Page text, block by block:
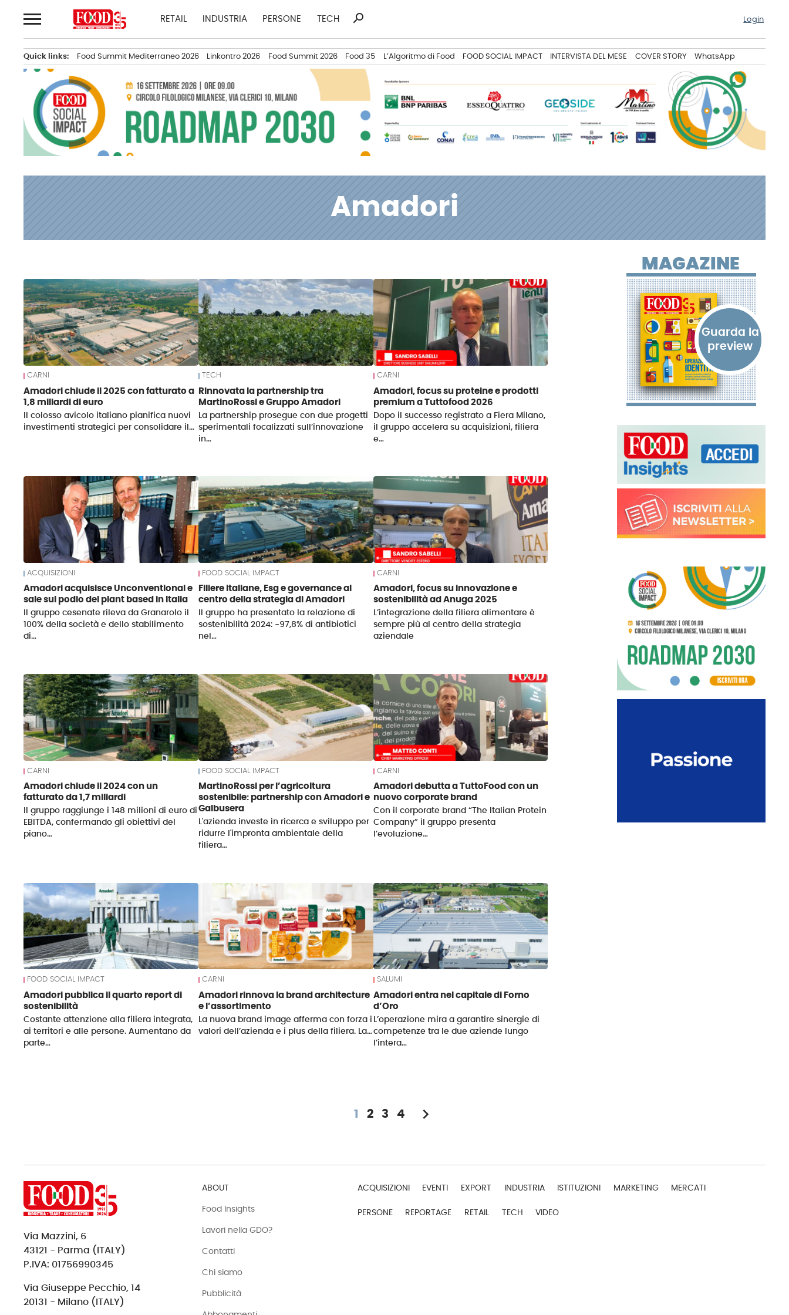
al
RETAIL INDUSTRIA PERSONE TECH
Ricerca
search Login
Quick links: Food Summit Mediterraneo 2026 Linkontro 2026 Food Summit 2026 Food 35 L’Algoritmo di Food FOOD SOCIAL IMPACT INTERVISTA DEL MESE COVER STORY WhatsApp
Amadori
News
CARNI
Amadori chiude il 2025 con fatturato a
1,8 miliardi di euro
Il colosso avicolo italiano pianifica nuovi
investimenti strategici per consolidare il…
TECH
Rinnovata la partnership tra
MartinoRossi e Gruppo Amadori
La partnership prosegue con due progetti
sperimentali focalizzati sull’innovazione
in…
CARNI
Amadori, focus su proteine e prodotti
premium a Tuttofood 2026
Dopo il successo registrato a Fiera Milano,
il gruppo accelera su acquisizioni, filiera
e…
ACQUISIZIONI
Amadori acquisisce Unconventional e
sale sul podio del plant based in Italia
Il gruppo cesenate rileva da Granarolo il
100% della società e dello stabilimento
di…
FOOD SOCIAL IMPACT
Filiere italiane, Esg e governance al
centro della strategia di Amadori
Il gruppo ha presentato la relazione di
sostenibilità 2024: -97,8% di antibiotici
nel…
CARNI
Amadori, focus su innovazione e
sostenibilità ad Anuga 2025
L’integrazione della filiera alimentare è
sempre più al centro della strategia
aziendale
CARNI
Amadori chiude il 2024 con un
fatturato da 1,7 miliardi
Il gruppo raggiunge i 148 milioni di euro di
EBITDA, confermando gli obiettivi del
piano…
FOOD SOCIAL IMPACT
MartinoRossi per l’agricoltura
sostenibile: partnership con Amadori e
Galbusera
L'azienda investe in ricerca e sviluppo per
ridurre l'impronta ambientale della
filiera…
CARNI
Amadori debutta a TuttoFood con un
nuovo corporate brand
Con il corporate brand “The Italian Protein
Company” il gruppo presenta
l’evoluzione…
FOOD SOCIAL IMPACT
Amadori pubblica il quarto report di
sostenibilità
Costante attenzione alla filiera integrata,
ai territori e alle persone. Aumentano da
parte…
CARNI
Amadori rinnova la brand architecture
e l’assortimento
La nuova brand image afferma con forza i
valori dell’azienda e i plus della filiera. La…
SALUMI
Amadori entra nel capitale di Forno
d’Oro
L’operazione mira a garantire sinergie di
competenze tra le due aziende lungo
l’intera…
MAGAZINE
1 2 3 4 chevron_right
Via Mazzini, 6
43121 - Parma (ITALY)
P.IVA: 01756990345
Via Giuseppe Pecchio, 14
20131 - Milano (ITALY)
ABOUT
Food Insights
Lavori nella GDO?
Contatti
Chi siamo
Pubblicità
ACQUISIZIONI EVENTI EXPORT INDUSTRIA ISTITUZIONI MARKETING MERCATI
PERSONE REPORTAGE RETAIL TECH VIDEO